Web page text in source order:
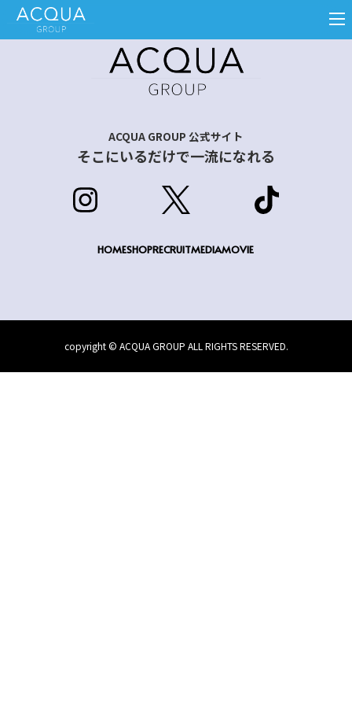
Skip
the
ACQUA GROUP 公式サイト
そこにいるだけで一流になれる
HOMESHOPRECRUITMEDIAMOVIE
copyright © ACQUA GROUP ALL RIGHTS RESERVED.